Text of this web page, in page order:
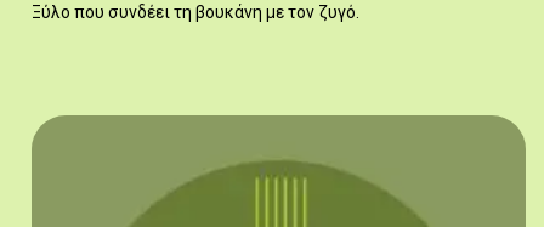
Ξύλο που συνδέει τη βουκάνη με τον ζυγό.